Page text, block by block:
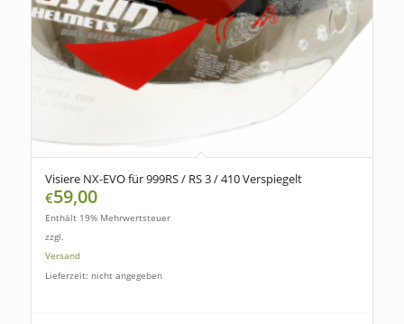
Visiere NX-EVO für 999RS / RS 3 / 410 Verspiegelt
€59,00
Enthält 19% Mehrwertsteuer
zzgl.
Versand
Lieferzeit: nicht angegeben